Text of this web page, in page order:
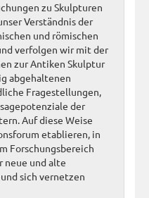
zu Skulpturen
Verständnis der
und römischen
verfolgen wir mit der
zur Antiken Skulptur
abgehaltenen
Fragestellungen,
der
Auf diese Weise
etablieren, in
Forschungsbereich
neue und alte
sich vernetzen